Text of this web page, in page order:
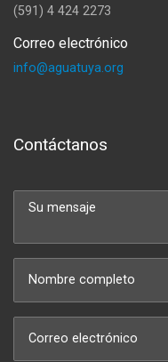
(591) 4 424 2273
Correo electrónico
info@aguatuya.org
Contáctanos